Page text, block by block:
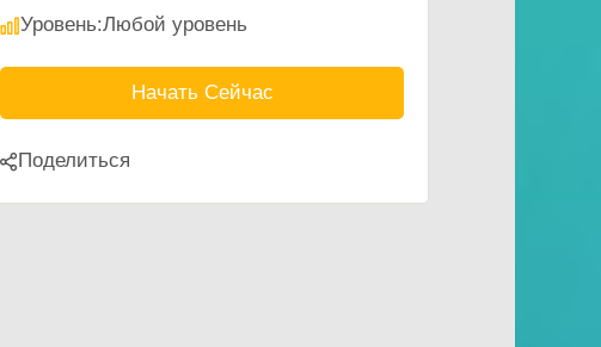
Уровень:Любой уровень
Начать Сейчас
Поделиться